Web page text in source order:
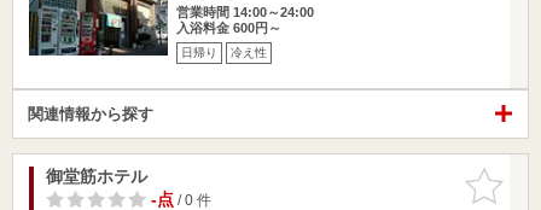
営業時間 14:00～24:00
入浴料金 600円～
日帰り 冷え性
関連情報から探す
お気に入
りに追加
御堂筋ホテル
-点/ 0 件